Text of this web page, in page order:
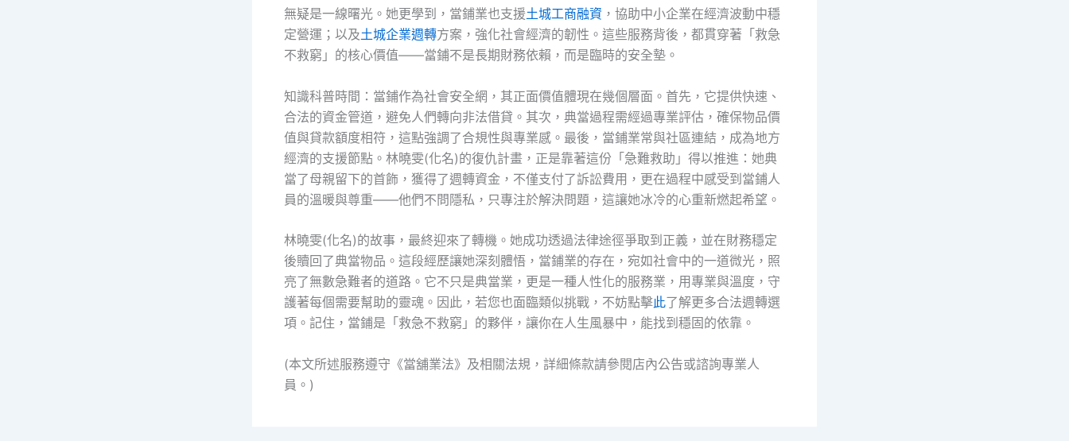
無疑是一線曙光。她更學到，當鋪業也支援土城工商融資 ，協助中小企業在經濟波動中穩
定營運；以及土城企業週轉方案，強化社會經濟的韌性。這些服務背後，都貫穿著「救急
不救窮」的核心價值——當鋪不是長期財務依賴，而是臨時的安全墊。
知識科普時間：當鋪作為社會安全網，其正面價值體現在幾個層面。首先，它提供快速、
合法的資金管道，避免人們轉向非法借貸。其次，典當過程需經過專業評估，確保物品價
值與貸款額度相符，這點強調了合規性與專業感。最後，當鋪業常與社區連結，成為地方
經濟的支援節點。林曉雯(化名)的復仇計畫，正是靠著這份「急難救助」得以推進：她典
當了母親留下的首飾，獲得了週轉資金，不僅支付了訴訟費用，更在過程中感受到當鋪人
員的溫暖與尊重——他們不問隱私，只專注於解決問題，這讓她冰冷的心重新燃起希望。
林曉雯(化名)的故事，最終迎來了轉機。她成功透過法律途徑爭取到正義，並在財務穩定
後贖回了典當物品。這段經歷讓她深刻體悟，當鋪業的存在，宛如社會中的一道微光，照
亮了無數急難者的道路。它不只是典當業，更是一種人性化的服務業，用專業與溫度，守
護著每個需要幫助的靈魂。因此，若您也面臨類似挑戰，不妨點擊此了解更多合法週轉選
項。記住，當鋪是「救急不救窮」的夥伴，讓你在人生風暴中，能找到穩固的依靠。
(本文所述服務遵守《當舖業法》及相關法規，詳細條款請參閱店內公告或諮詢專業人
員。)